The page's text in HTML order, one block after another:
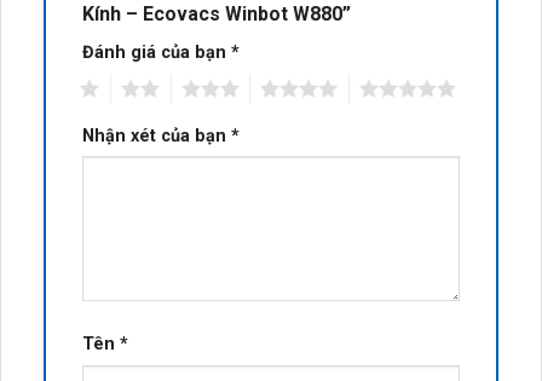
Kính – Ecovacs Winbot W880”
Đánh giá của bạn *
Nhận xét của bạn *
Tên *